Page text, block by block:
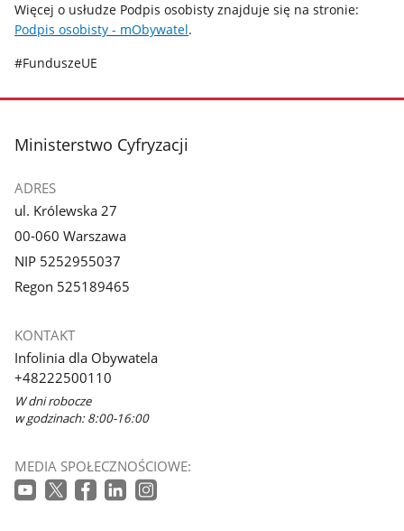
Więcej o usłudze Podpis osobisty znajduje się na stronie:
Podpis osobisty - mObywatel.
#FunduszeUE
stopka
Ministerstwo Cyfryzacji
ADRES
ul. Królewska 27
00-060 Warszawa
NIP 5252955037
Regon 525189465
KONTAKT
Infolinia dla Obywatela
+48222500110
W dni robocze
w godzinach: 8:00-16:00
MEDIA SPOŁECZNOŚCIOWE: